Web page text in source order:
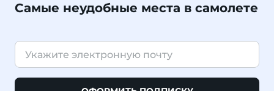
Самые неудобные места в самолете